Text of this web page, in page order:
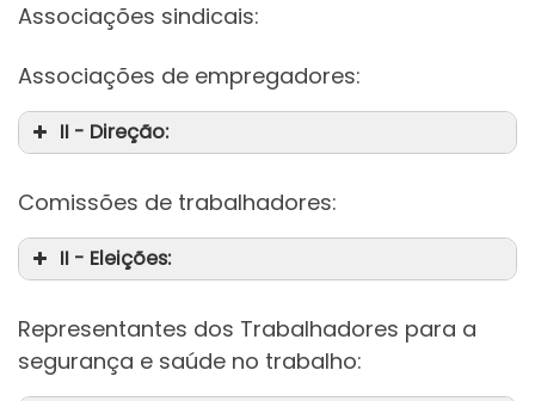
Associações sindicais:
Associações de empregadores:
II - Direção:
Comissões de trabalhadores:
II - Eleições:
Representantes dos Trabalhadores para a
segurança e saúde no trabalho: